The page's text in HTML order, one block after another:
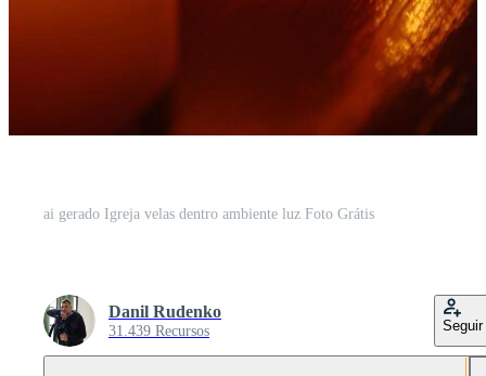
ai gerado Igreja velas dentro ambiente luz Foto Grátis
Danil Rudenko
31.439 Recursos Seguir